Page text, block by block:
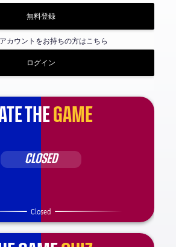
無料登録
アカウントをお持ちの方はこちら
ログイン
THEGAME
CLOSED
Closed